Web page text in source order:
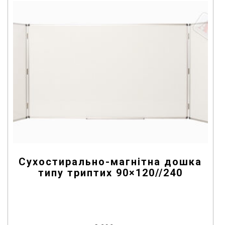
Сухостирально-магнітна дошка
типу триптих 90×120//240